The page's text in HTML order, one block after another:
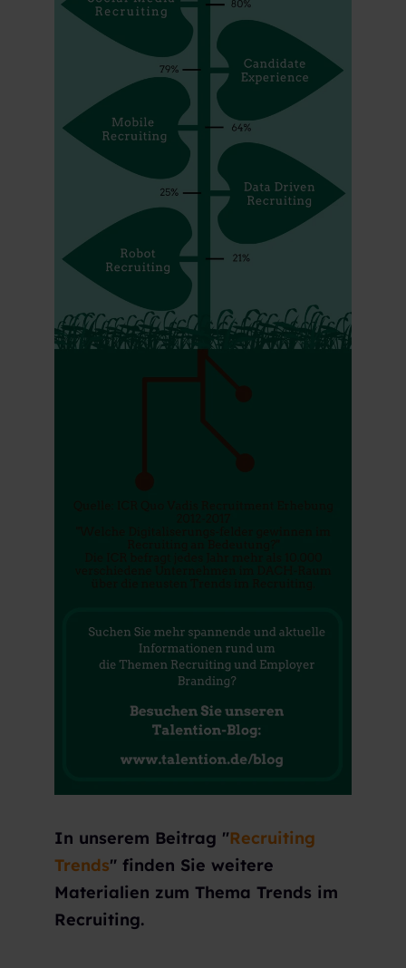
In unserem Beitrag "Recruiting
Trends" finden Sie weitere
Materialien zum Thema Trends im
Recruiting.